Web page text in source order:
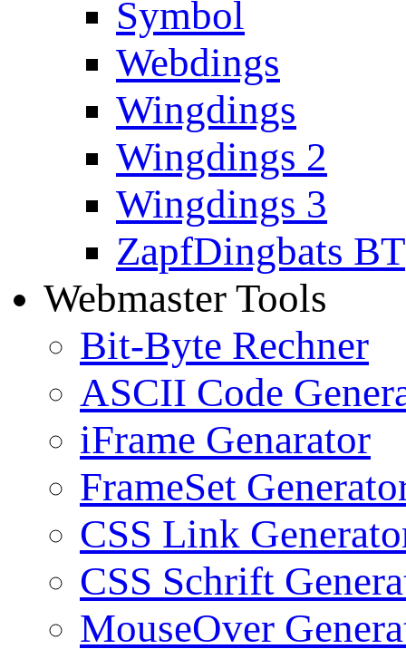
Symbol
Webdings
Wingdings
Wingdings 2
Wingdings 3
ZapfDingbats BT
Webmaster Tools
Bit-Byte Rechner
ASCII Code
iFrame Genarator
FrameSet
CSS Link
CSS Schrift
MouseOver